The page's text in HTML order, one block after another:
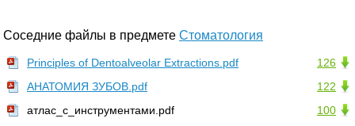
Соседние файлы в предмете Стоматология
126
Principles of Dentoalveolar Extractions.pdf
122
АНАТОМИЯ ЗУБОВ.pdf
100
атлас_с_инструментами.pdf